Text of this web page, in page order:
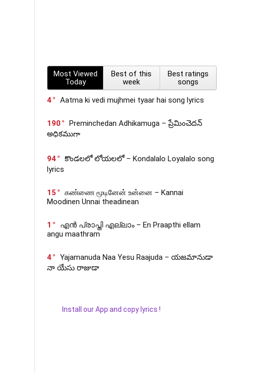
Most Viewed
Today
Best of this
week
Best ratings
songs
4
Aatma ki vedi mujhmei tyaar hai song lyrics
190
Preminchedan Adhikamuga – ప్రేమించెదన్
అధికముగా
94
కొండలలో లోయలలో – Kondalalo Loyalalo song
lyrics
15
கண்ணை மூடினேன் உன்னை – Kannai
Moodinen Unnai theadinean
1
എൻ പ്രാപ്തി എല്ലാം – En Praapthi ellam
angu maathram
4
Yajamanuda Naa Yesu Raajuda – యజమానుడా
నా యేసు రాజుడా
Install our App and copy lyrics !